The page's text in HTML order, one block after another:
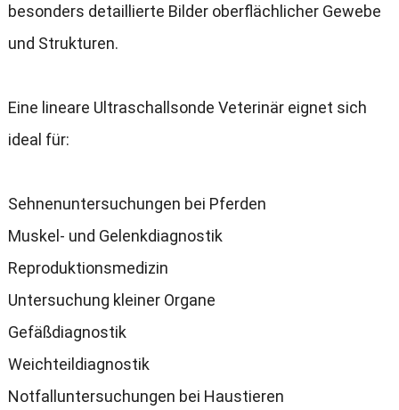
besonders detaillierte Bilder oberflächlicher Gewebe
und Strukturen.
Eine lineare Ultraschallsonde Veterinär eignet sich
ideal für:
Sehnenuntersuchungen bei Pferden
Muskel- und Gelenkdiagnostik
Reproduktionsmedizin
Untersuchung kleiner Organe
Gefäßdiagnostik
Weichteildiagnostik
Notfalluntersuchungen bei Haustieren